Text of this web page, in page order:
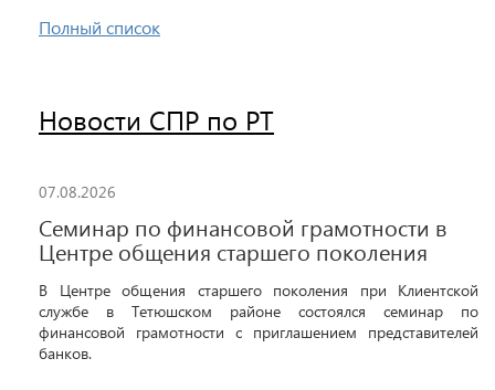
Полный список
Новости СПР по РТ
07.08.2026
Семинар по финансовой грамотности в
Центре общения старшего поколения
В Центре общения старшего поколения при Клиентской
службе в Тетюшском районе состоялся семинар по
финансовой грамотности с приглашением представителей
банков.